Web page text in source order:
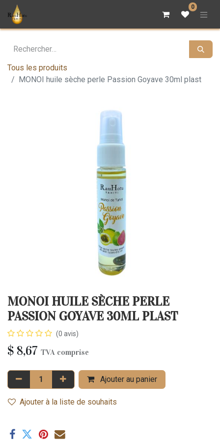
0
Tous les produits
MONOI huile sèche perle Passion Goyave 30ml plast
MONOI HUILE SÈCHE PERLE
PASSION GOYAVE 30ML PLAST
(0 avis)
$ 8,67 TVA comprise
Ajouter au panier
Ajouter à la liste de souhaits